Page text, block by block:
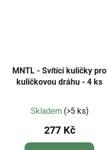
MNTL - Svítící kuličky pro
kuličkovou dráhu - 4 ks
hodnocení
produktu
je
Skladem (>5 ks)
277 Kč